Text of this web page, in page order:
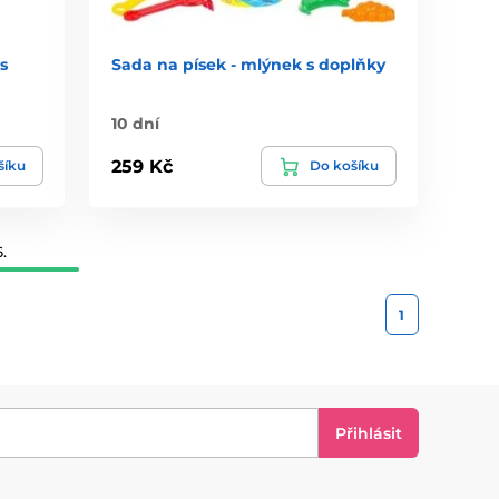
Sada na písek - mlýnek s doplňky
10 dní
259 Kč Do košíku
1
Přihlásit